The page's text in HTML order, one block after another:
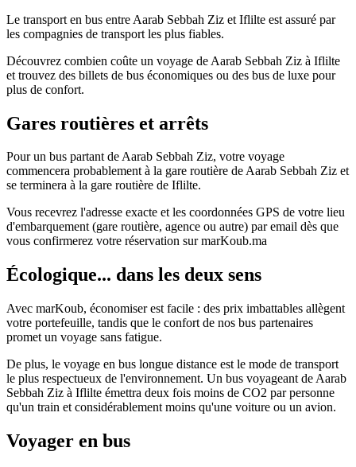
Le transport en bus entre Aarab Sebbah Ziz et Iflilte est assuré par
les compagnies de transport les plus fiables.
Découvrez combien coûte un voyage de Aarab Sebbah Ziz à Iflilte
et trouvez des billets de bus économiques ou des bus de luxe pour
plus de confort.
Gares routières et arrêts
Pour un bus partant de Aarab Sebbah Ziz, votre voyage
commencera probablement à la gare routière de Aarab Sebbah Ziz et
se terminera à la gare routière de Iflilte.
Vous recevrez l'adresse exacte et les coordonnées GPS de votre lieu
d'embarquement (gare routière, agence ou autre) par email dès que
vous confirmerez votre réservation sur marKoub.ma
Écologique... dans les deux sens
Avec marKoub, économiser est facile : des prix imbattables allègent
votre portefeuille, tandis que le confort de nos bus partenaires
promet un voyage sans fatigue.
De plus, le voyage en bus longue distance est le mode de transport
le plus respectueux de l'environnement. Un bus voyageant de Aarab
Sebbah Ziz à Iflilte émettra deux fois moins de CO2 par personne
qu'un train et considérablement moins qu'une voiture ou un avion.
Voyager en bus